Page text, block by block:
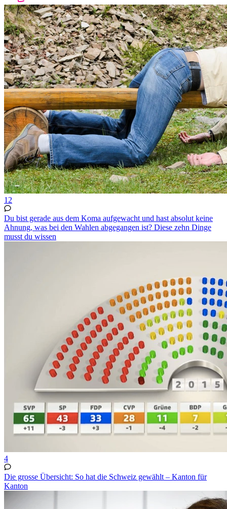
12
Du bist gerade aus dem Koma aufgewacht und hast absolut keine
Ahnung, was bei den Wahlen abgegangen ist? Diese zehn Dinge
musst du wissen
4
Die grosse Übersicht: So hat die Schweiz gewählt – Kanton für
Kanton